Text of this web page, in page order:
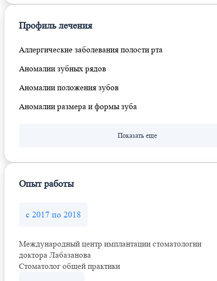
Профиль лечения
Аллергические заболевания полости рта
Аномалии зубных рядов
Аномалии положения зубов
Аномалии размера и формы зуба
Опыт работы
с 2017 по 2018
Международный центр имплантации стоматологии
доктора Лабазанова
Стоматолог общей практики